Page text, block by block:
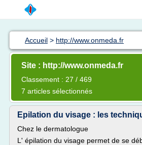
Accueil > http://www.onmeda.fr
Site : http://www.onmeda.fr
Classement : 27 / 469
7 articles sélectionnés
Epilation du visage : les
Chez le dermatologue
L' épilation du visage permet de se